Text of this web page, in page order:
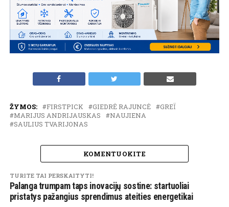
ŽYMOS: FIRSTPICK GIEDRĖ RAJUNCĖ
GREÏ
MARIJUS ANDRIJAUSKAS
NAUJIENA
SAULIUS TVARIJONAS
KOMENTUOKITE
TURITE TAI PERSKAITYTI!
Palanga trumpam taps inovacijų sostine: startuoliai
pristatys pažangius sprendimus ateities energetikai